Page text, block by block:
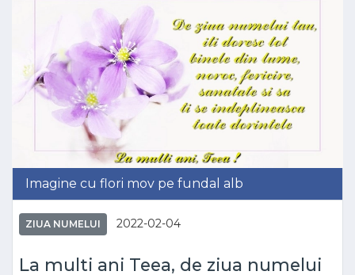
Imagine cu flori mov pe fundal alb
ZIUA NUMELUI 2022-02-04
La multi ani Teea, de ziua numelui